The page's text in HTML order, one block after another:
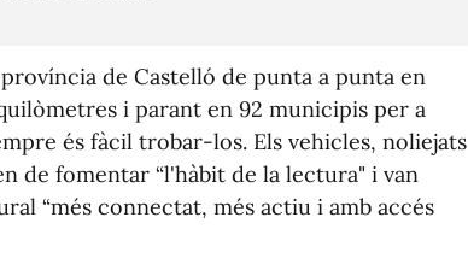
de Castelló de punta a punta en
i parant en 92 municipis per a
és fàcil trobar-los. Els vehicles, noliejats
de fomentar “l'hàbit de la lectura" i van
“més connectat, més actiu i amb accés